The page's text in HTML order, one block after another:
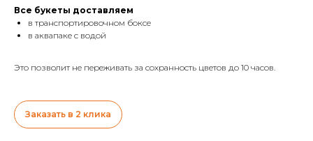
Все букеты доставляем
в транспортировочном боксе
в аквапаке с водой
Это позволит не переживать за сохранность цветов до 10 часов.
Заказать в 2 клика